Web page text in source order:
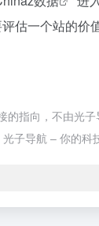
估一个站的价
指向，不由光
子导航 – 你的科